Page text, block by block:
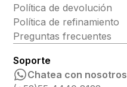
Política de devolución
Política de refinamiento
Preguntas frecuentes
Soporte
Chatea con nosotros